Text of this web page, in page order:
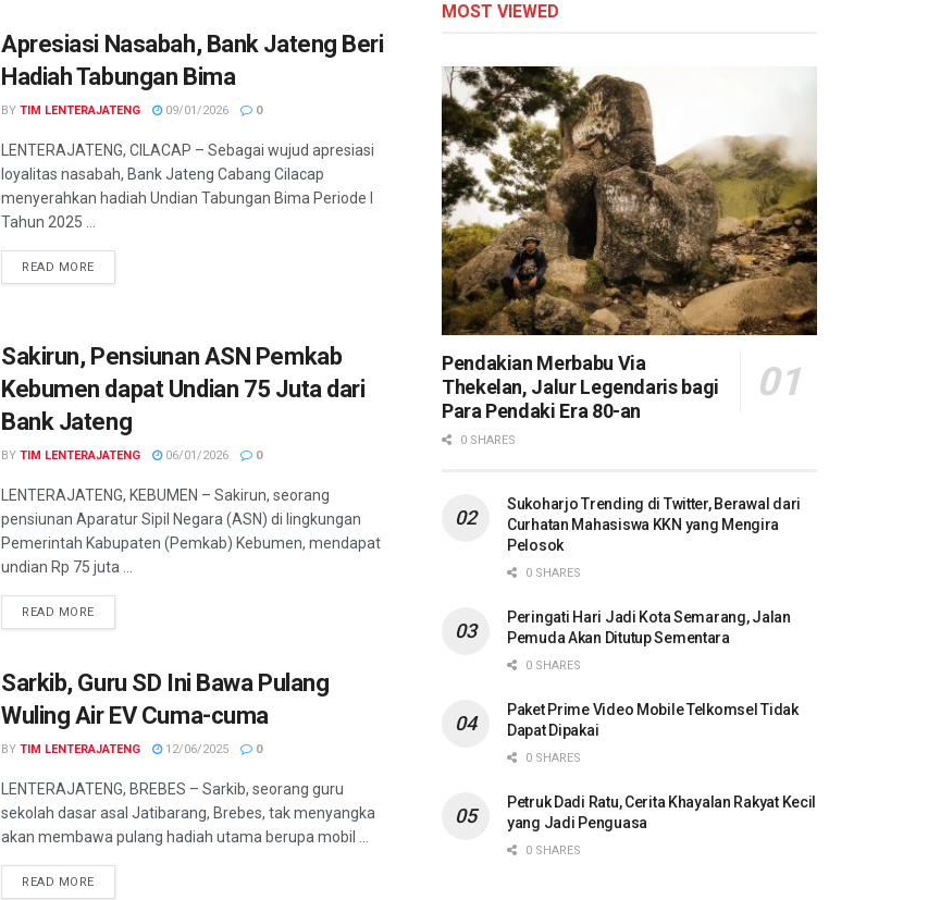
Apresiasi Nasabah, Bank Jateng Beri
Hadiah Tabungan Bima
BY TIM LENTERAJATENG 09/01/2026 0
LENTERAJATENG, CILACAP – Sebagai wujud apresiasi
loyalitas nasabah, Bank Jateng Cabang Cilacap
menyerahkan hadiah Undian Tabungan Bima Periode I
Tahun 2025 ...
READ MOREDETAILS
Sakirun, Pensiunan ASN Pemkab
Kebumen dapat Undian 75 Juta dari
Bank Jateng
BY TIM LENTERAJATENG 06/01/2026 0
LENTERAJATENG, KEBUMEN – Sakirun, seorang
pensiunan Aparatur Sipil Negara (ASN) di lingkungan
Pemerintah Kabupaten (Pemkab) Kebumen, mendapat
undian Rp 75 juta ...
READ MOREDETAILS
Sarkib, Guru SD Ini Bawa Pulang
Wuling Air EV Cuma-cuma
BY TIM LENTERAJATENG 12/06/2025 0
LENTERAJATENG, BREBES – Sarkib, seorang guru
sekolah dasar asal Jatibarang, Brebes, tak menyangka
akan membawa pulang hadiah utama berupa mobil ...
READ MOREDETAILS
MOST VIEWED
Pendakian Merbabu Via
Thekelan, Jalur Legendaris bagi
Para Pendaki Era 80-an
0 SHARES
Sukoharjo Trending di Twitter, Berawal dari
Curhatan Mahasiswa KKN yang Mengira
Pelosok
0 SHARES
Peringati Hari Jadi Kota Semarang, Jalan
Pemuda Akan Ditutup Sementara
0 SHARES
Paket Prime Video Mobile Telkomsel Tidak
Dapat Dipakai
0 SHARES
Petruk Dadi Ratu, Cerita Khayalan Rakyat Kecil
yang Jadi Penguasa
0 SHARES